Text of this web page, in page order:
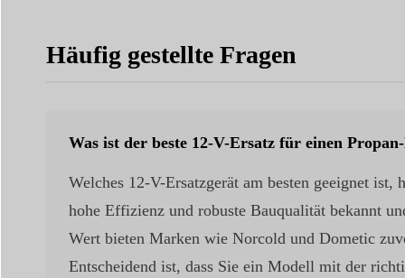
Häufig gestellte Fragen
Was ist der beste 12-V-Ersatz für einen
Welches 12-V-Ersatzgerät am besten geeignet
hohe Effizienz und robuste Bauqualität bekannt
Wert bieten Marken wie Norcold und Dometic
Entscheidend ist, dass Sie ein Modell mit der